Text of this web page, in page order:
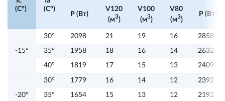
(C°)
(C°)
P (Вт)
V120
(м3)
V100
(м3)
V80
(м3)
P (Вт)
-15°
30° 2098 21 19 16 2858
35° 1958 18 16 14 2632
40° 1819 17 15 13 2409
-20°
30° 1779 16 14 12 2392
35° 1654 15 13 12 2192